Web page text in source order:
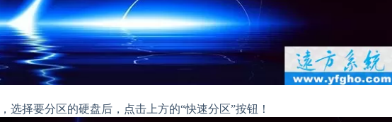
选择要分区的硬盘后，点击上方的“快速分区”按钮！